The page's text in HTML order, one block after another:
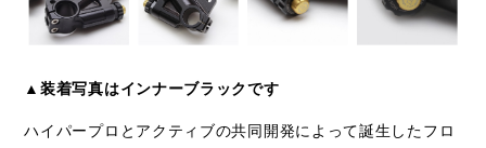
▲装着写真はインナーブラックです
ハイパープロとアクティブの共同開発によって誕生したフロ